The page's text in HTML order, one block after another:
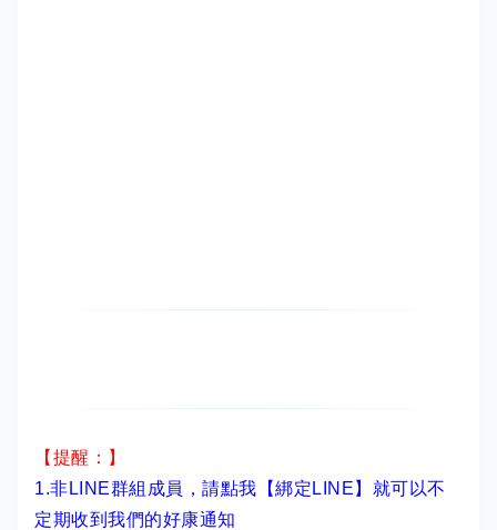
【提醒：】
1.非LINE群組成員， 請點我【綁定LINE】 就可以不
定期收到我們的好康通知